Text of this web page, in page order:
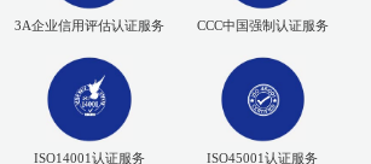
3A企业信用评估认证服务 CCC中国强制认证服务
ISO14001认证服务 ISO45001认证服务